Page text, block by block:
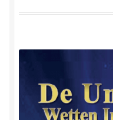
Magische helende
Mijn account